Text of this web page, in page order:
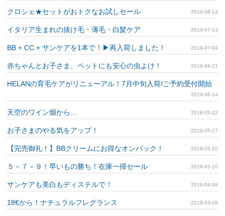
クロシェ★セットがおトクなお試しセール 2019-08-14
イタリア生まれの抜け毛・薄毛・白髪ケア 2019-07-13
BB + CC + サンケアを1本で！▶再入荷しました！ 2019-07-04
赤ちゃんとお子さま、ペットにも安心の虫よけ！ 2019-06-21
HELANの育毛ケアがリニューアル！7月中旬入荷/ご予約受付開始
2019-06-14
天空のワイン畑から… 2019-05-22
お子さまのやる気をアップ！ 2019-05-17
【完売御礼！】BBクリームにお得なオンパック！ 2019-05-10
５－７－９！早いもの勝ち！在庫一掃セール 2019-05-10
サンケアも美白もディステルで！ 2019-04-09
18€から！ナチュラルフレグランス 2019-03-08